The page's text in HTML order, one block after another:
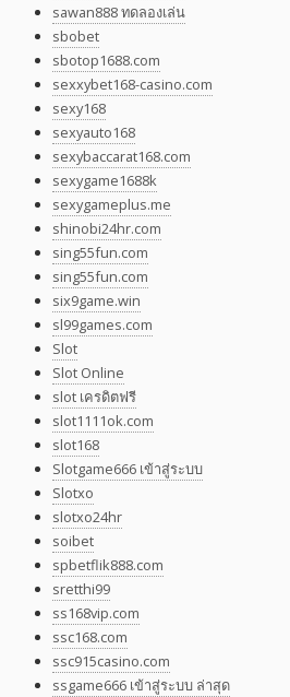
sawan888 ทดลองเล่น
sbobet
sbotop1688.com
sexxybet168-casino.com
sexy168
sexyauto168
sexybaccarat168.com
sexygame1688k
sexygameplus.me
shinobi24hr.com
sing55fun.com
sing55fun.com
six9game.win
sl99games.com
Slot
Slot Online
slot เครดิตฟรี
slot1111ok.com
slot168
Slotgame666 เข้าสู่ระบบ
Slotxo
slotxo24hr
soibet
spbetflik888.com
sretthi99
ss168vip.com
ssc168.com
ssc915casino.com
ssgame666 เข้าสู่ระบบ ล่าสุด